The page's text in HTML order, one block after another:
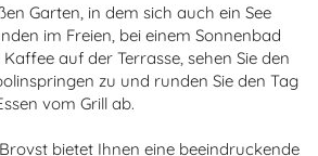
Garten, in dem sich auch ein See
im Freien, bei einem Sonnenbad
auf der Terrasse, sehen Sie den
zu und runden Sie den Tag
vom Grill ab.
bietet Ihnen eine beeindruckende